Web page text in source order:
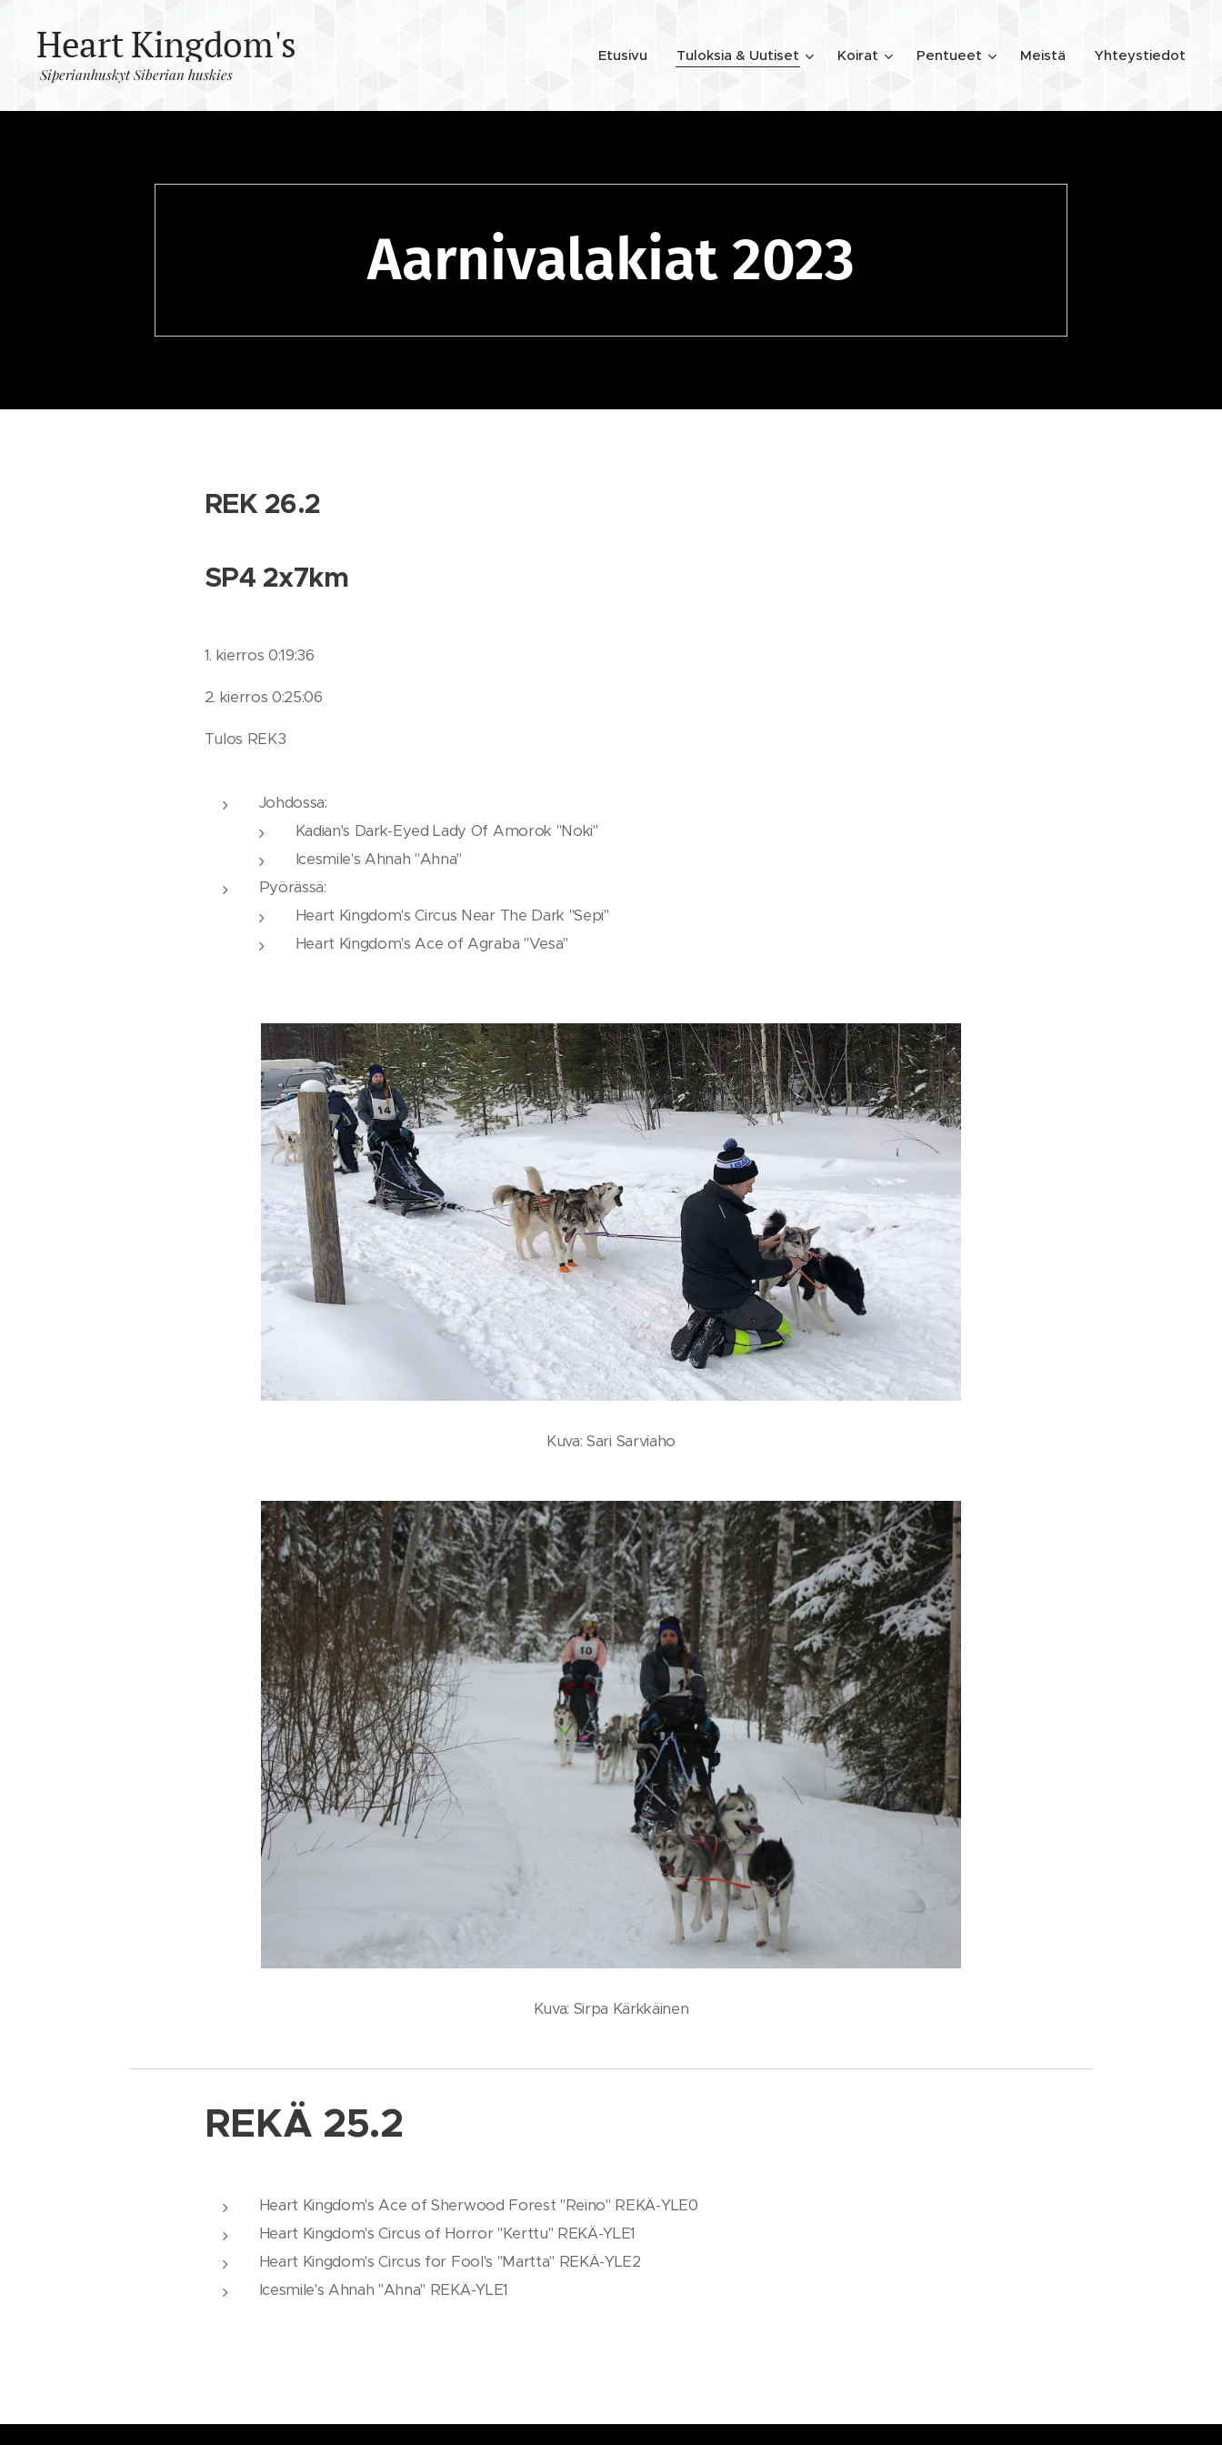
Heart Kingdom's
Siperianhuskyt
Siperianhuskyt Siberian huskies
Etusivu Tuloksia & Uutiset Koirat Pentueet Meistä Yhteystiedot
Aarnivalakiat 2023
REK 26.2
SP4 2x7km
1. kierros 0:19:36
2. kierros 0:25:06
Tulos REK3
Johdossa:
Kadian's Dark-Eyed Lady Of Amorok "Noki"
Icesmile's Ahnah "Ahna"
Pyörässä:
Heart Kingdom's Circus Near The Dark "Sepi"
Heart Kingdom's Ace of Agraba "Vesa"
Kuva: Sari Sarviaho
Kuva: Sirpa Kärkkäinen
REKÄ 25.2
Heart Kingdom's Ace of Sherwood Forest "Reino" REKÄ-YLE0
Heart Kingdom's Circus of Horror "Kerttu" REKÄ-YLE1
Heart Kingdom's Circus for Fool's "Martta" REKÄ-YLE2
Icesmile's Ahnah "Ahna" REKÄ-YLE1